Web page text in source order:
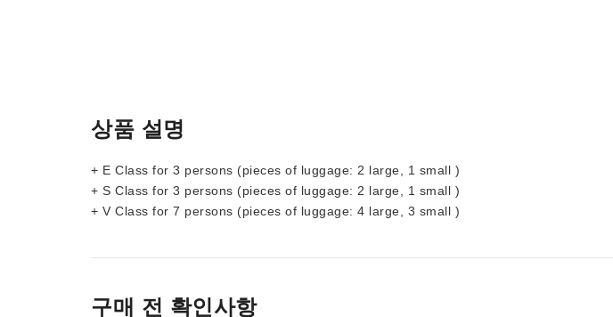
상품 설명
+ E Class for 3 persons (pieces of luggage: 2 large, 1 small )
+ S Class for 3 persons (pieces of luggage: 2 large, 1 small )
+ V Class for 7 persons (pieces of luggage: 4 large, 3 small )
구매 전 확인사항